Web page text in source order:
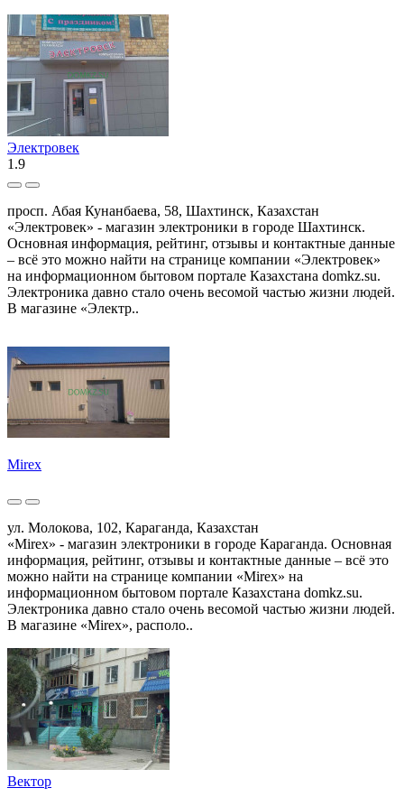
Электровек
1.9
просп. Абая Кунанбаева, 58, Шахтинск, Казахстан
«Электровек» - магазин электроники в городе Шахтинск.
Основная информация, рейтинг, отзывы и контактные данные
– всё это можно найти на странице компании «Электровек»
на информационном бытовом портале Казахстана domkz.su.
Электроника давно стало очень весомой частью жизни людей.
В магазине «Электр..
Mirex
ул. Молокова, 102, Караганда, Казахстан
«Mirex» - магазин электроники в городе Караганда. Основная
информация, рейтинг, отзывы и контактные данные – всё это
можно найти на странице компании «Mirex» на
информационном бытовом портале Казахстана domkz.su.
Электроника давно стало очень весомой частью жизни людей.
В магазине «Mirex», располо..
Вектор